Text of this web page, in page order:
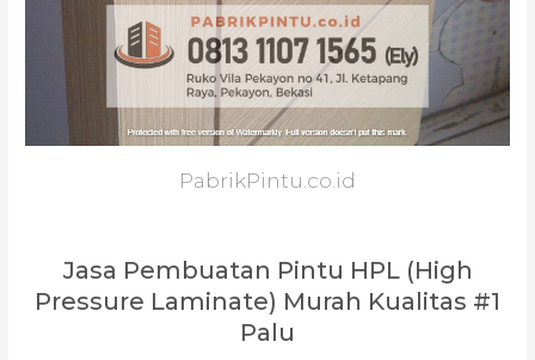
PabrikPintu.co.id
Jasa Pembuatan Pintu HPL (High
Pressure Laminate) Murah Kualitas #1
Palu